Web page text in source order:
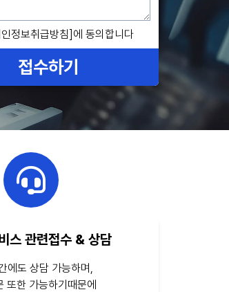
인정보취급방침] 에 동의합니다
접수하기
스 관련접수 & 상담
에도 상담 가능하며,
또한 가능하기때문에